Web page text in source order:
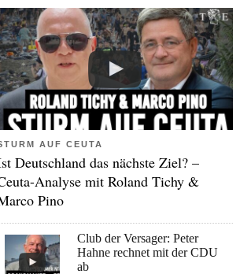
AUF CEUTA
Deutschland das nächste Ziel? –
Analyse mit Roland Tichy &
Pino
Club der Versager: Peter
Hahne rechnet mit der CDU
ab